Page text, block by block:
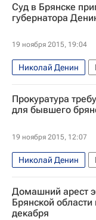
Центральный ФО
Суд в Брянске
губернатора
19 ноября 2015, 19:04
Николай Денин
Центральный ФО
Весь мир
Прокуратура
для бывшего
19 ноября 2015, 12:07
Николай Денин
Брянская область
Весь мир
Домашний арест
Брянской
декабря